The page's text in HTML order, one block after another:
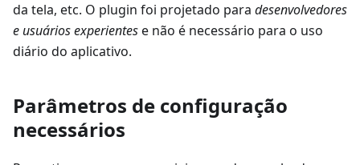
da tela, etc. O plugin foi projetado para desenvolvedores
e usuários experientese não é necessário para o uso
diário do aplicativo.
Parâmetros de configuração
necessários